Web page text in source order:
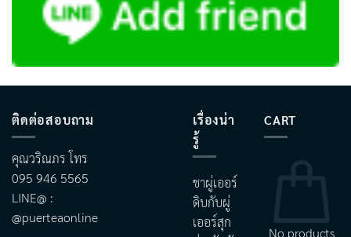
ติดต่อสอบถาม
คุณวริณภร โทร
095 946 5565
LINE@ :
@puerteaonline
เรื่องน่า
รู้
ชาผู่เออร์
ดิบกับผู่
เออร์สุก
CART
No products